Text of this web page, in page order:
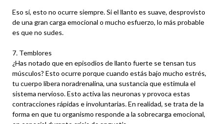
Eso sí, esto no ocurre siempre. Si el llanto es suave, desprovisto
de una gran carga emocional o mucho esfuerzo, lo más probable
es que no sudes.
7. Temblores
¿Has notado que en episodios de llanto fuerte se tensan tus
músculos? Esto ocurre porque cuando estás bajo mucho estrés,
tu cuerpo libera noradrenalina, una sustancia que estimula el
sistema nervioso. Esto activa las neuronas y provoca estas
contracciones rápidas e involuntarias. En realidad, se trata de la
forma en que tu organismo responde a la sobrecarga emocional,